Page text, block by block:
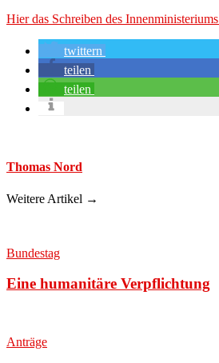
Hier das Schreiben des Innenministeriums
twittern
teilen
teilen
Thomas Nord
Weitere Artikel →
Bundestag
Eine humanitäre Verpflichtung
Anträge